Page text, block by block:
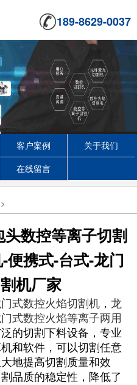
189-8629-0037
客户案例
关于我们
在线留言
>
数控等离子切割
便携式-台式-龙门
机厂家
式数控火焰切割机， 龙
式数控火焰等离子两用
的切割下料设备，专业
和软件，可以切割任意
地提高切割质量和效
品质的稳定性，降低了